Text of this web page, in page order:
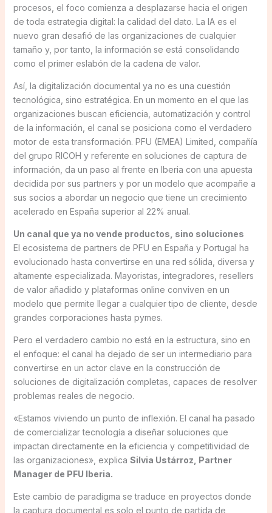
procesos, el foco comienza a desplazarse hacia el origen
de toda estrategia digital: la calidad del dato. La IA es el
nuevo gran desafió de las organizaciones de cualquier
tamaño y, por tanto, la información se está consolidando
como el primer eslabón de la cadena de valor.
Así, la digitalización documental ya no es una cuestión
tecnológica, sino estratégica. En un momento en el que las
organizaciones buscan eficiencia, automatización y control
de la información, el canal se posiciona como el verdadero
motor de esta transformación. PFU (EMEA) Limited, compañía
del grupo RICOH y referente en soluciones de captura de
información, da un paso al frente en Iberia con una apuesta
decidida por sus partners y por un modelo que acompañe a
sus socios a abordar un negocio que tiene un crecimiento
acelerado en España superior al 22% anual.
Un canal que ya no vende productos, sino soluciones
El ecosistema de partners de PFU en España y Portugal ha
evolucionado hasta convertirse en una red sólida, diversa y
altamente especializada. Mayoristas, integradores, resellers
de valor añadido y plataformas online conviven en un
modelo que permite llegar a cualquier tipo de cliente, desde
grandes corporaciones hasta pymes.
Pero el verdadero cambio no está en la estructura, sino en
el enfoque: el canal ha dejado de ser un intermediario para
convertirse en un actor clave en la construcción de
soluciones de digitalización completas, capaces de resolver
problemas reales de negocio.
«Estamos viviendo un punto de inflexión. El canal ha pasado
de comercializar tecnología a diseñar soluciones que
impactan directamente en la eficiencia y competitividad de
las organizaciones», explica Silvia Ustárroz, Partner
Manager de PFU Iberia.
Este cambio de paradigma se traduce en proyectos donde
la captura documental es solo el punto de partida de